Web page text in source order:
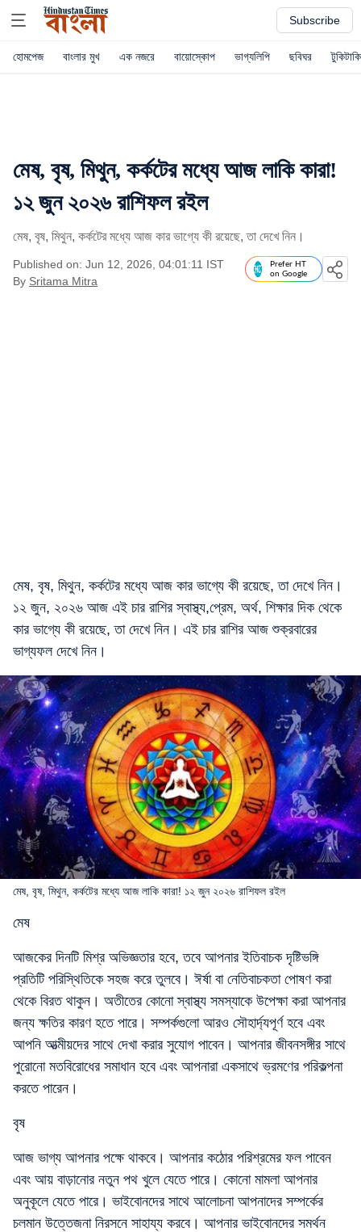
Subscribe
হোমপেজ বাংলার মুখ এক নজরে বায়োস্কোপ ভাগ্যলিপি ছবিঘর টুকিটাকি
মেষ, বৃষ, মিথুন, কর্কটের মধ্যে আজ লাকি কারা!
১২ জুন ২০২৬ রাশিফল রইল
মেষ, বৃষ, মিথুন, কর্কটের মধ্যে আজ কার ভাগ্যে কী রয়েছে, তা দেখে নিন।
Published on: Jun 12, 2026, 04:01:11 IST
By Sritama Mitra
Prefer HT
on Google
মেষ, বৃষ, মিথুন, কর্কটের মধ্যে আজ কার ভাগ্যে কী রয়েছে, তা দেখে নিন।
১২ জুন, ২০২৬ আজ এই চার রাশির স্বাস্থ্য,প্রেম, অর্থ, শিক্ষার দিক থেকে
কার ভাগ্যে কী রয়েছে, তা দেখে নিন। এই চার রাশির আজ শুক্রবারের
ভাগ্যফল দেখে নিন।
মেষ, বৃষ, মিথুন, কর্কটের মধ্যে আজ লাকি কারা! ১২ জুন ২০২৬ রাশিফল রইল
মেষ
আজকের দিনটি মিশ্র অভিজ্ঞতার হবে, তবে আপনার ইতিবাচক দৃষ্টিভঙ্গি
প্রতিটি পরিস্থিতিকে সহজ করে তুলবে। ঈর্ষা বা নেতিবাচকতা পোষণ করা
থেকে বিরত থাকুন। অতীতের কোনো স্বাস্থ্য সমস্যাকে উপেক্ষা করা আপনার
জন্য ক্ষতির কারণ হতে পারে। সম্পর্কগুলো আরও সৌহার্দ্যপূর্ণ হবে এবং
আপনি আত্মীয়দের সাথে দেখা করার সুযোগ পাবেন। আপনার জীবনসঙ্গীর সাথে
পুরোনো মতবিরোধের সমাধান হবে এবং আপনারা একসাথে ভ্রমণের পরিকল্পনা
করতে পারেন।
বৃষ
আজ ভাগ্য আপনার পক্ষে থাকবে। আপনার কঠোর পরিশ্রমের ফল পাবেন
এবং আয় বাড়ানোর নতুন পথ খুলে যেতে পারে। কোনো মামলা আপনার
অনুকূলে যেতে পারে। ভাইবোনদের সাথে আলোচনা আপনাদের সম্পর্কের
চলমান উত্তেজনা নিরসনে সাহায্য করবে। আপনার ভাইবোনদের সমর্থন